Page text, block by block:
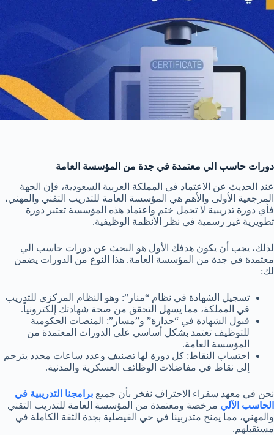
دورات حاسب الي معتمدة في جدة من المؤسسة العامة
عند الحديث عن الاعتماد في المملكة العربية السعودية، فإن الجهة
المرجعية الأولى والأهم هي المؤسسة العامة للتدريب التقني والمهني،
فأي دورة تدريبية لا تحمل ختم واعتماد هذه المؤسسة تعتبر دورة
تطويرية غير رسمية في نظر الأنظمة الوظيفية.
لذلك، يجب أن يكون هدفك الأول هو البحث عن دورات حاسب الي
معتمدة في جدة من المؤسسة العامة. هذا النوع من الدورات يضمن
لك:
تسجيل الشهادة في نظام “منار”: وهو النظام المركزي للتدريب
في المملكة، مما يسهل التحقق من صحة شهادتك إلكترونياً.
قبول الشهادة في “جدارة” و”مسار”: المنصات الحكومية
للتوظيف تعتمد بشكل أساسي على الدورات المعتمدة من
المؤسسة العامة.
احتساب النقاط: كل دورة لها تصنيف وعدد ساعات محدد يترجم
إلى نقاط في مفاضلات الوظائف العسكرية والمدنية.
نحن في معهد سفراء الاحتراف نفخر بأن جميع برامجنا التدريبية في
الحاسب الآلي مرخصة ومعتمدة من المؤسسة العامة للتدريب التقني
والمهني، مما يمنح متدربينا في حي الفيصلية بجدة الثقة الكاملة في
مستقبلهم.